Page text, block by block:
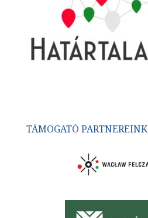
TÁMOGATÓ PARTNEREINK